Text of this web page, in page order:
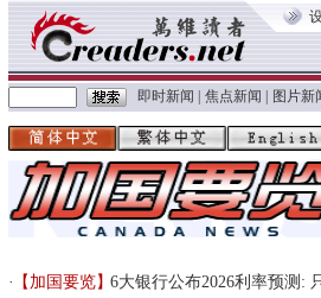
即时新闻 焦点新闻 图片新
【加国要览】6大银行公布2026利率预测: